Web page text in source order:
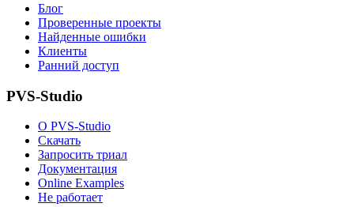
Блог
Проверенные проекты
Найденные ошибки
Клиенты
Ранний доступ
PVS-Studio
О PVS-Studio
Скачать
Запросить триал
Документация
Online Examples
Не работает